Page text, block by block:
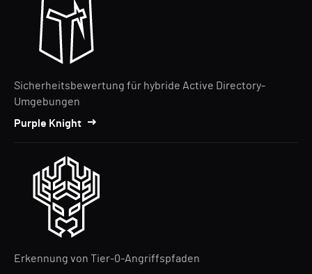
Sicherheitsbewertung für hybride Active Directory-
Umgebungen
Purple Knight
Erkennung von Tier-0-Angriffspfaden